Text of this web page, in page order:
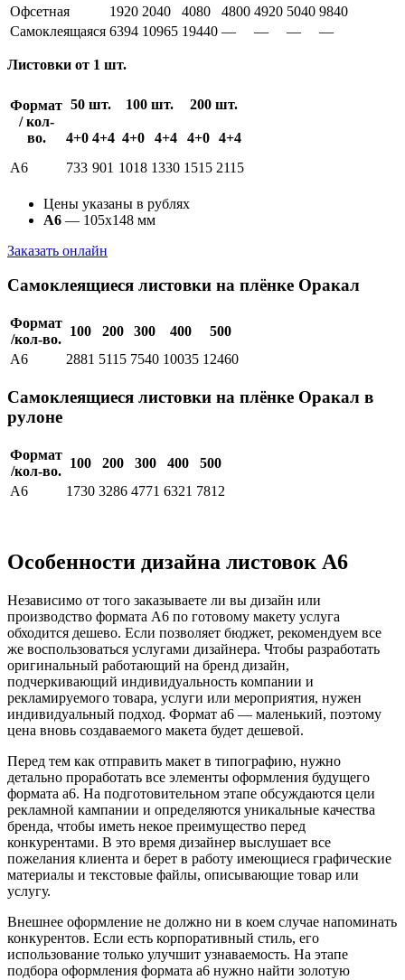
Офсетная
1920 2040 4080 4800 4920 5040 9840
Самоклеящаяся 6394 10965 19440 — — — —
Листовки от 1 шт.
Формат
/ кол-
во.
50 шт. 100 шт. 200 шт.
4+0 4+4 4+0 4+4 4+0
4+4
А6
733 901 1018 1330 1515 2115
Цены указаны в рублях
А6 — 105х148 мм
Заказать онлайн
Самоклеящиеся листовки на плёнке Оракал
Формат
/кол-во.
100 200 300 400
500
А6
2881 5115 7540 10035 12460
Самоклеящиеся листовки на плёнке Оракал в
рулоне
Формат
/кол-во.
100 200 300 400
500
А6
1730 3286 4771 6321 7812
Особенности дизайна листовок А6
Независимо от того заказываете ли вы дизайн или
производство формата А6 по готовому макету услуга
обходится дешево. Если позволяет бюджет, рекомендуем все
же воспользоваться услугами дизайнера. Чтобы разработать
оригинальный работающий на бренд дизайн,
подчеркивающий индивидуальность компании и
рекламируемого товара, услуги или мероприятия, нужен
индивидуальный подход. Формат а6 — маленький, поэтому
цена вновь создаваемого макета будет дешевой.
Перед тем как отправить макет в типографию, нужно
детально проработать все элементы оформления будущего
формата а6. На подготовительном этапе обсуждаются цели
рекламной кампании и определяются уникальные качества
бренда, чтобы иметь некое преимущество перед
конкурентами. В это время дизайнер выслушает все
пожелания клиента и берет в работу имеющиеся графические
материалы и текстовые файлы, описывающие товар или
услугу.
Внешнее оформление не должно ни в коем случае напоминать
конкурентов. Если есть корпоративный стиль, его
использование только улучшит узнаваемость. На этапе
подбора оформления формата а6 нужно найти золотую